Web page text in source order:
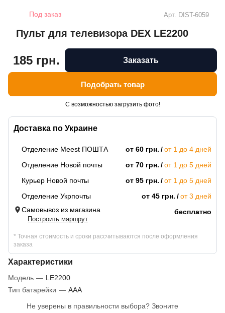
Под заказ Арт. DIST-6059
Пульт для телевизора DEX LE2200
Доставка по Украине
Отделение Meest ПОШТА от 60 грн.
от 1 до 4 дней
Отделение Новой почты
от 70 грн.
от 1 до 5 дней
Курьер Новой почты
от 95 грн.
от 1 до 5 дней
Отделение Укрпочты
от 45 грн.
от 3 дней
Самовывоз из магазина
Построить маршрут
бесплатно
* Точная стоимость и сроки рассчитываются после оформления
заказа
Характеристики
Модель — LE2200
Тип батарейки — AAA
185 грн. Заказать
Подобрать товар
С возможностью загрузить фото!
Не уверены в правильности выбора? Звоните